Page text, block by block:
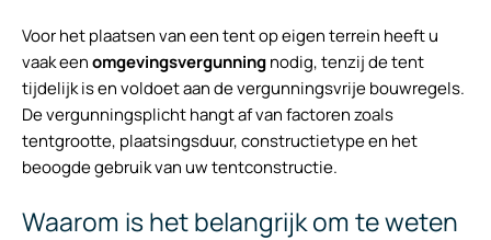
Voor het plaatsen van een tent op eigen terrein heeft u
vaak eenomgevingsvergunningnodig, tenzij de tent
tijdelijk is en voldoet aan de vergunningsvrije bouwregels.
De vergunningsplicht hangt af van factoren zoals
tentgrootte, plaatsingsduur, constructietype en het
beoogde gebruik van uw tentconstructie.
Waarom is het belangrijk om te weten